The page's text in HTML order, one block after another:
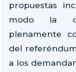
propuestas
modo la
plenamente
del
a los